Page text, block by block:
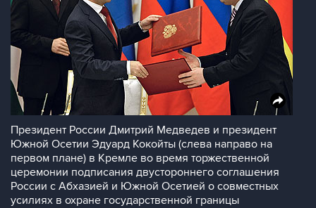
Президент России Дмитрий Медведев и президент
Южной Осетии Эдуард Кокойты (слева направо на
первом плане) в Кремле во время торжественной
церемонии подписания двустороннего соглашения
России с Абхазией и Южной Осетией о совместных
усилиях в охране государственной границы